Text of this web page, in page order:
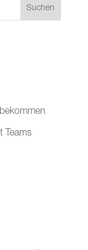
Suchen
Teams